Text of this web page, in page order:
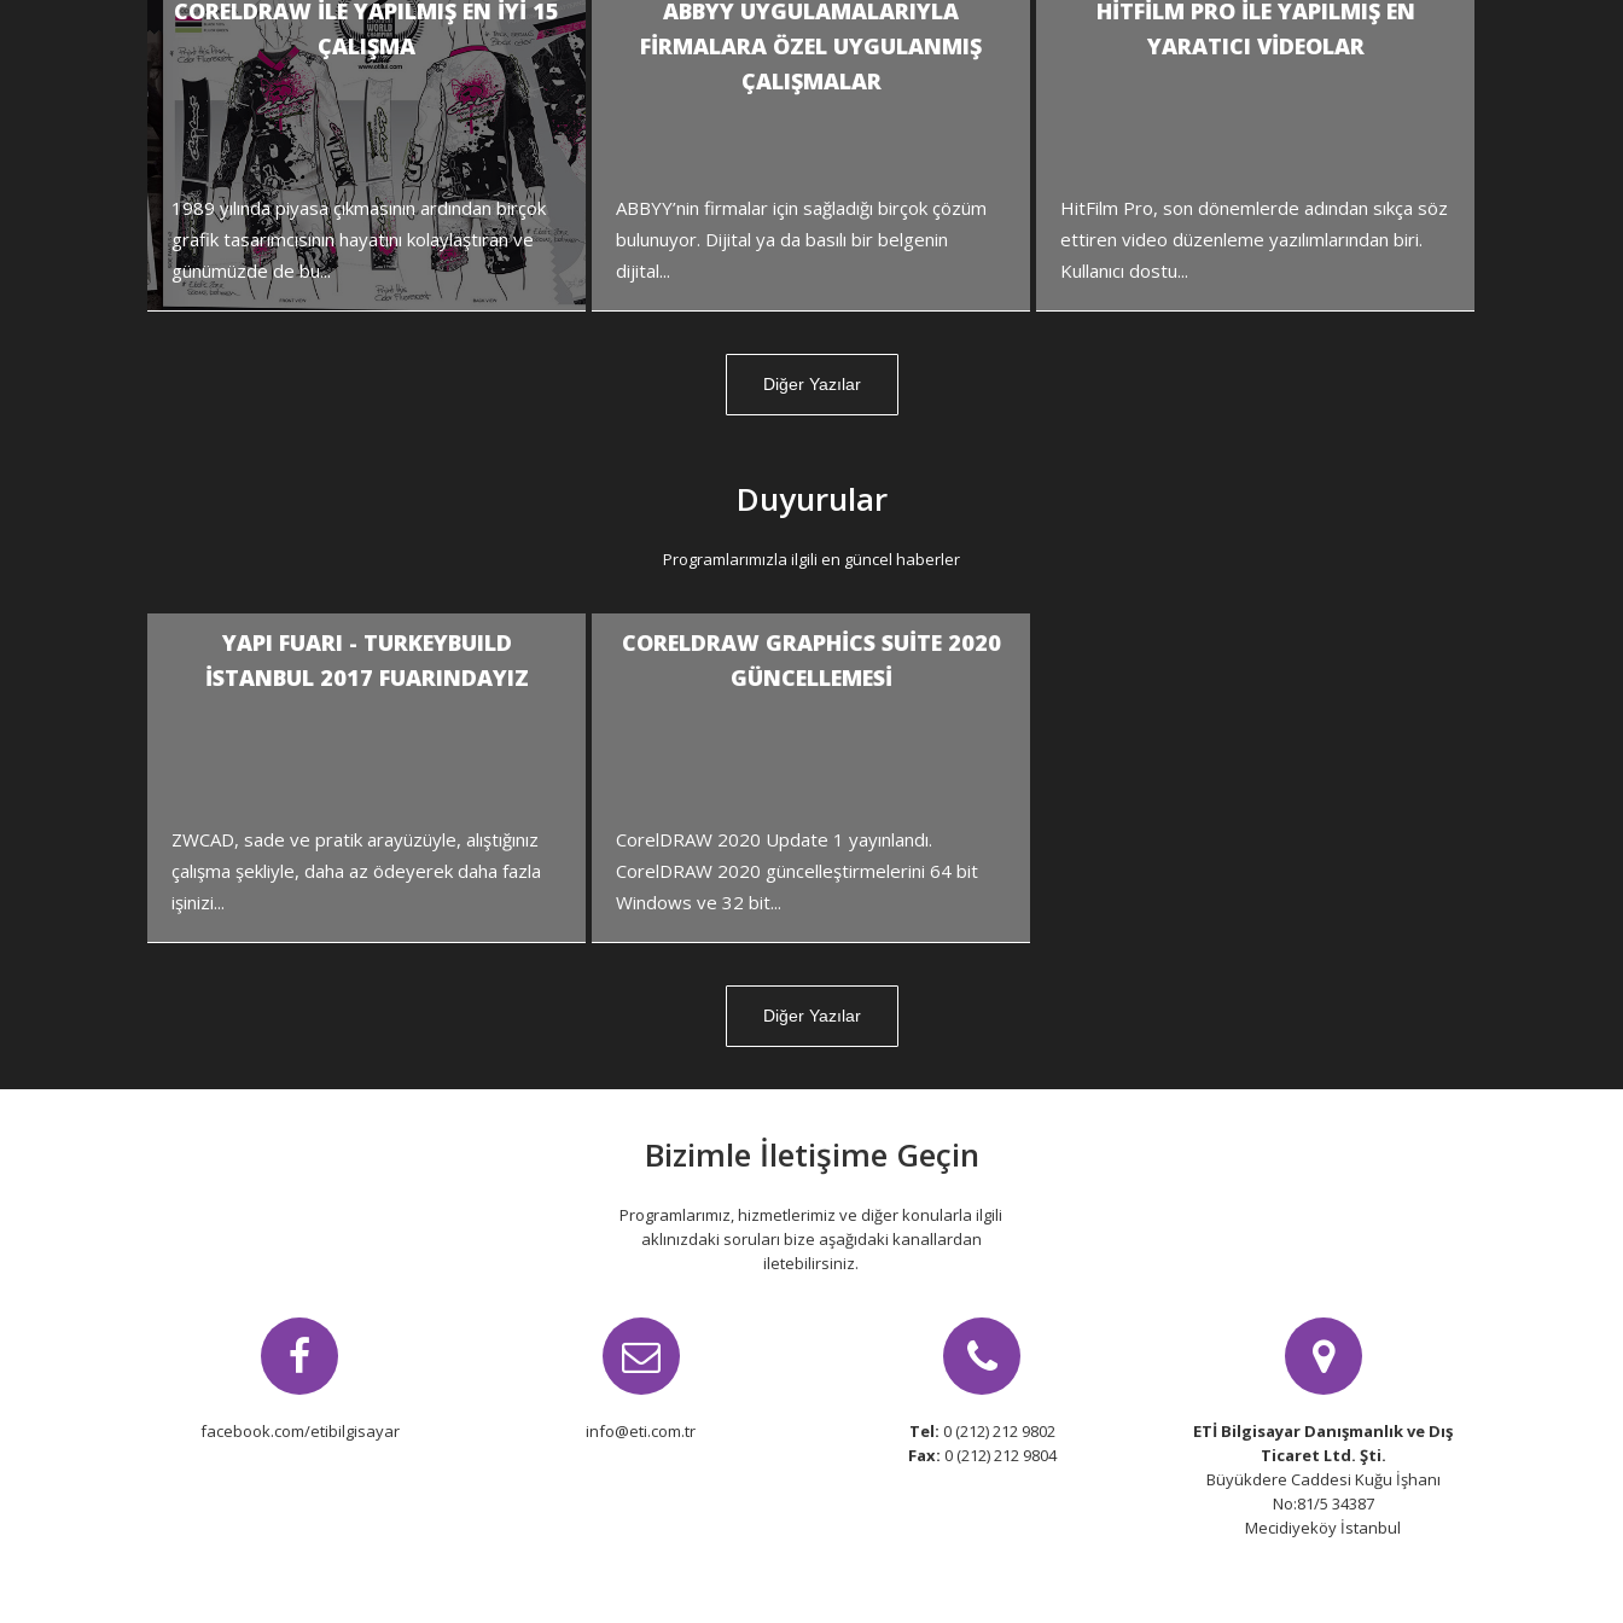
1989 yılında piyasa çıkmasının ardından birçok
grafik tasarımcısının hayatını kolaylaştıran ve
günümüzde de bu...
CORELDRAW ILE YAPILMIŞ EN IYI 15
ÇALIŞMA
ABBYY’nin firmalar için sağladığı birçok çözüm
bulunuyor. Dijital ya da basılı bir belgenin
dijital...
ABBYY UYGULAMALARIYLA
FIRMALARA ÖZEL UYGULANMIŞ
ÇALIŞMALAR
HitFilm Pro, son dönemlerde adından sıkça söz
ettiren video düzenleme yazılımlarından biri.
Kullanıcı dostu...
HITFILM PRO ILE YAPILMIŞ EN
YARATICI VIDEOLAR
Diğer Yazılar
Duyurular
Programlarımızla ilgili en güncel haberler
ZWCAD, sade ve pratik arayüzüyle, alıştığınız
çalışma şekliyle, daha az ödeyerek daha fazla
işinizi...
YAPI FUARI - TURKEYBUILD
İSTANBUL 2017 FUARINDAYIZ
CorelDRAW 2020 Update 1 yayınlandı.
CorelDRAW 2020 güncelleştirmelerini 64 bit
Windows ve 32 bit...
CORELDRAW GRAPHICS SUITE 2020
GÜNCELLEMESI
Diğer Yazılar
Bizimle İletişime Geçin
Programlarımız, hizmetlerimiz ve diğer konularla ilgili
aklınızdaki soruları bize aşağıdaki kanallardan
iletebilirsiniz.
facebook.com/etibilgisayar info@eti.com.tr Tel: 0 (212) 212 9802
Fax: 0 (212) 212 9804
ETİ Bilgisayar Danışmanlık ve Dış
Ticaret Ltd. Şti.
Büyükdere Caddesi Kuğu İşhanı
No:81/5 34387
Mecidiyeköy İstanbul